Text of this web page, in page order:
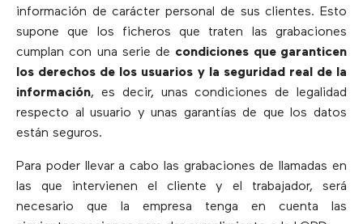
información de carácter personal de sus clientes. Esto
supone que los ficheros que traten las grabaciones
cumplan con una serie de condiciones que garanticen
los derechos de los usuarios y la seguridad real de la
información, es decir, unas condiciones de legalidad
respecto al usuario y unas garantías de que los datos
están seguros.
Para poder llevar a cabo las grabaciones de llamadas en
las que intervienen el cliente y el trabajador, será
necesario que la empresa tenga en cuenta las